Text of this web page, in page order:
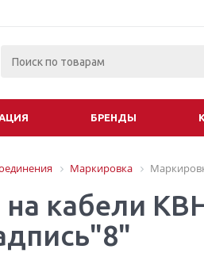
БРЕНДЫ
Маркировка
кабели